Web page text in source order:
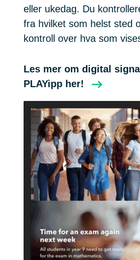
eller ukedag. Du
fra hvilket som helst sted
kontroll over hva som
Les mer om digital
PLAYipp her!